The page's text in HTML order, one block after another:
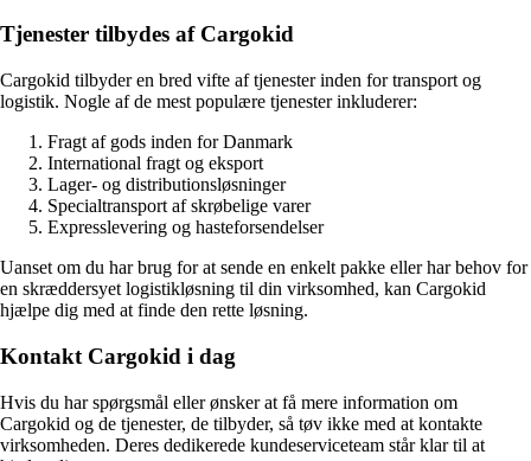
Tjenester tilbydes af Cargokid
Cargokid tilbyder en bred vifte af tjenester inden for transport og
logistik. Nogle af de mest populære tjenester inkluderer:
Fragt af gods inden for Danmark
International fragt og eksport
Lager- og distributionsløsninger
Specialtransport af skrøbelige varer
Expresslevering og hasteforsendelser
Uanset om du har brug for at sende en enkelt pakke eller har behov for
en skræddersyet logistikløsning til din virksomhed, kan Cargokid
hjælpe dig med at finde den rette løsning.
Kontakt Cargokid i dag
Hvis du har spørgsmål eller ønsker at få mere information om
Cargokid og de tjenester, de tilbyder, så tøv ikke med at kontakte
virksomheden. Deres dedikerede kundeserviceteam står klar til at